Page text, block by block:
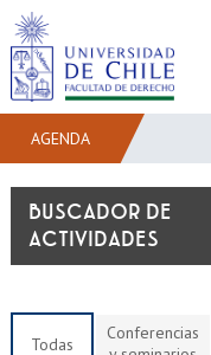
AGENDA
Todas
Conferencias